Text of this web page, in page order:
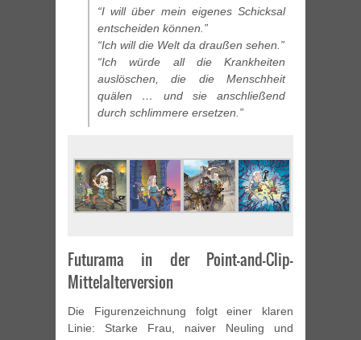
“I will über mein eigenes Schicksal
entscheiden können.”
“Ich will die Welt da draußen sehen.”
“Ich würde all die Krankheiten
auslöschen, die die Menschheit
quälen … und sie anschließend
durch schlimmere ersetzen.”
Futurama in der Point-and-Clip-
Mittelalterversion
Die Figurenzeichnung folgt einer klaren
Linie: Starke Frau, naiver Neuling und